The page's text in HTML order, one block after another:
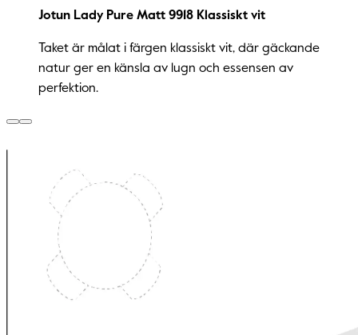
Jotun Lady Pure Matt 9918 Klassiskt vit
Taket är målat i färgen klassiskt vit, där gäckande
natur ger en känsla av lugn och essensen av
perfektion.